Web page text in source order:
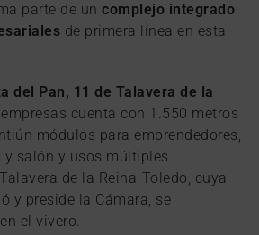
parte de un complejo integrado
de primera línea en esta
del Pan, 11 de Talavera de la
cuenta con 1.550 metros
módulos para emprendedores,
y salón y usos múltiples.
de la Reina-Toledo, cuya
y preside la Cámara, se
el vivero.